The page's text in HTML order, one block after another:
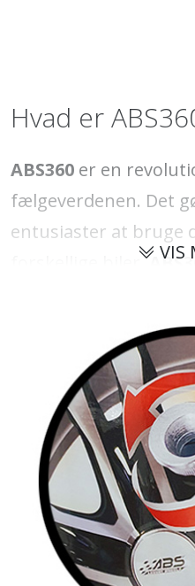
Hvad er
ABS360 er en
fælgeverdenen. Det
entusiaster at bruge
forskellige biler.
øjeblikket er
fælgfabrikanter over
styrkerfælgenog er
betyder, at det har
krævende
I dag kører tusinder
ABS360's bolt-
Sverige bruger
VIS